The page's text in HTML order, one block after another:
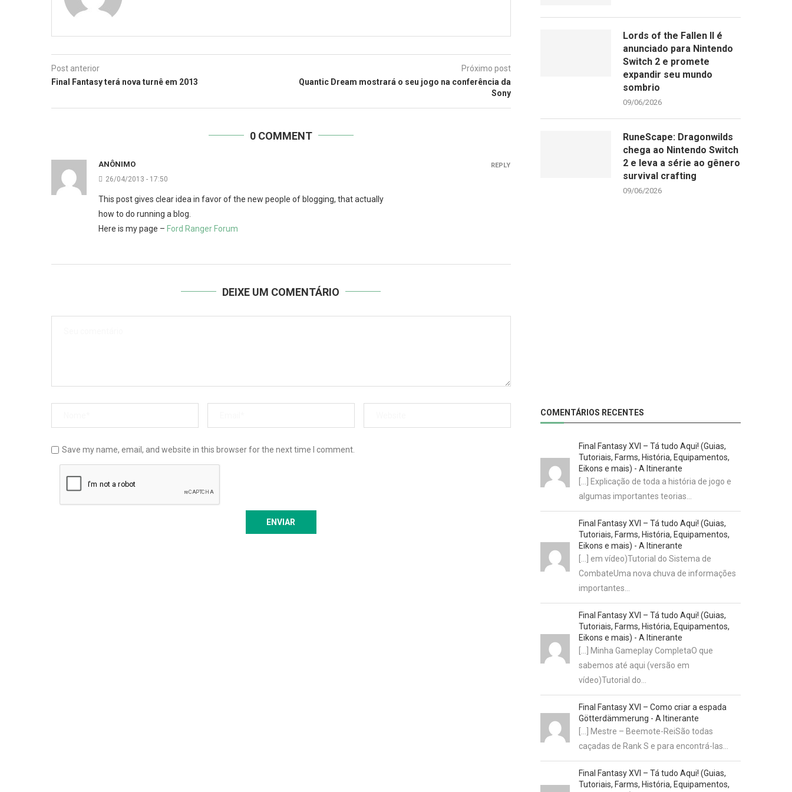
Post anterior
Final Fantasy terá nova turnê em 2013
Próximo post
Quantic Dream mostrará o seu jogo na conferência da
Sony
0 COMMENT
ANÔNIMO
26/04/2013 - 17:50
This post gives clear idea in favor of the new people of blogging, that actually
how to do running a blog.
Here is my page – Ford Ranger Forum
REPLY
DEIXE UM COMENTÁRIO
Save my name, email, and website in this browser for the next time I comment.
Lords of the Fallen II é
anunciado para Nintendo
Switch 2 e promete
expandir seu mundo
sombrio
09/06/2026
RuneScape: Dragonwilds
chega ao Nintendo Switch
2 e leva a série ao gênero
survival crafting
09/06/2026
COMENTÁRIOS RECENTES
Final Fantasy XVI – Tá tudo Aqui! (Guias,
Tutoriais, Farms, História, Equipamentos,
Eikons e mais) - A Itinerante
[…] Explicação de toda a história de jogo e
algumas importantes teorias…
Final Fantasy XVI – Tá tudo Aqui! (Guias,
Tutoriais, Farms, História, Equipamentos,
Eikons e mais) - A Itinerante
[…] em vídeo)Tutorial do Sistema de
CombateUma nova chuva de informações
importantes…
Final Fantasy XVI – Tá tudo Aqui! (Guias,
Tutoriais, Farms, História, Equipamentos,
Eikons e mais) - A Itinerante
[…] Minha Gameplay CompletaO que
sabemos até aqui (versão em
vídeo)Tutorial do…
Final Fantasy XVI – Como criar a espada
Götterdämmerung - A Itinerante
[…] Mestre – Beemote-ReiSão todas
caçadas de Rank S e para encontrá-las…
Final Fantasy XVI – Tá tudo Aqui! (Guias,
Tutoriais, Farms, História, Equipamentos,